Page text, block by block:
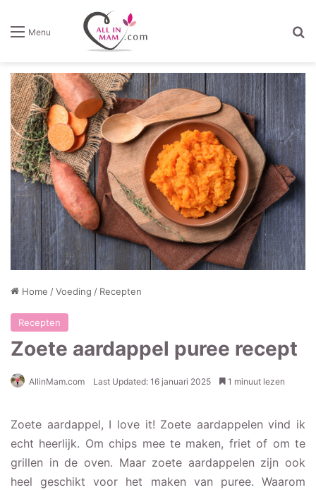
Menu
Home /Voeding / Recepten
Recepten
Zoete aardappel puree recept
AllinMam.com Last Updated: 16 januari 2025 1 minuut lezen
Zoete aardappel, I love it! Zoete aardappelen vind ik
echt heerlijk. Om chips mee te maken, friet of om te
grillen in de oven. Maar zoete aardappelen zijn ook
heel geschikt voor het maken van puree. Waarom